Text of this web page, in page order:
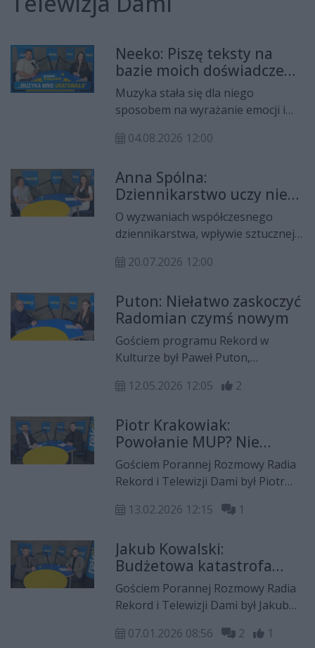
Neeko: Piszę teksty na
bazie moich doświadczeń,
rówieśników i rodziny. To
jest najlepszy sposób
terapii
Muzyka stała się dla niego
sposobem na wyrażanie emocji i
Frączek opowiedział o swojej
albumie ,,5 lat’’ w programie Rekord
w Kulturze. Natalia Pętelska
rozmawiała z nim także o
współpracy z Ari i nowym utworze
pt. ,,Nie puszczaj mnie''.
04.08.2026 12:00
Anna Spólna:
Dziennikarstwo uczy nie
tylko tworzenia treści, ale
także rozmowy, słuchania
i krytycznego myślenia
O wyzwaniach współczesnego
dziennikarstwa, wpływie sztucznej
oraz roli mediów
prof. Anna Spólna z Uniwersytetu
Radomskiego w rozmowie dla Radia
Rekord i Telewizji Dami. Poruszono
również możliwości studiowania na
Wydziale Filologiczno-
Pedagogicznym. Rozmawiała
20.07.2026 12:00
Puton: Niełatwo zaskoczyć
Radomian czymś nowym
Gościem programu Rekord w
Kulturze był Paweł Puton,
Kulturalnych Ośrodka Kultury i
Natalia Pętelska rozmawiała z nim
m.in. o Nagrodzie Kulturalnej i
działalności w 2025 roku,
organizacji wydarzeń kulturalnych,
rosnącym zainteresowaniu
mieszkańców historią Radomia,
Obywatelskiej oraz Nocy Muzeów
2026.
12.05.2026 12:05 2
Piotr Krakowiak:
Powołanie MUP? Nie
widziałem tam żadnych
analiz gospodarczych,
ekonomicznych czy
społecznych
Gościem Porannej Rozmowy Radia
Rekord i Telewizji Dami był Piotr
Urządu Pracy w Radomiu. Maciej
o podziale urzędu i powołaniu
Miejskiego Urzędu Pracy,
drastycznych cięciach środków na
aktywizację bezrobotnych,
rosnącym bezrobociu oraz
wyzwaniach, przed jakimi stoją dziś
13.02.2026 12:15 1
Jakub Kowalski:
Budżetowa katastrofa
Radomia wisi w powietrzu
Gościem Porannej Rozmowy Radia
Rekord i Telewizji Dami był Jakub
województwa mazowieckiego.
07.01.2026 08:56 2 1